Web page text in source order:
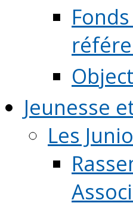
Jeunesse
Les